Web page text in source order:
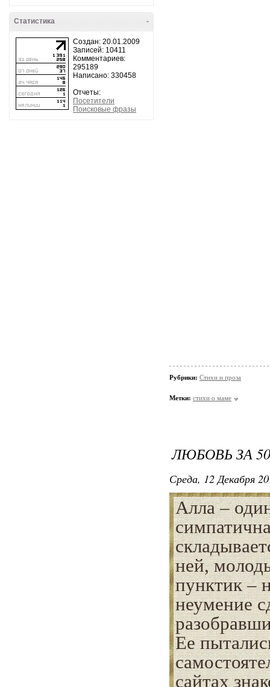
-
Статистика
Создан: 20.01.2009
Записей: 10411
Комментариев:
295189
Написано: 330458
Отчеты:
Посетители
Поисковые фразы
Рубрики: Стихи и проза
Метки: стихи о маме
ЛЮБОВЬ ЗА
Среда, 12 Декабря
Алла –
ней,
пунктик –
неумение
Ее
сайтах